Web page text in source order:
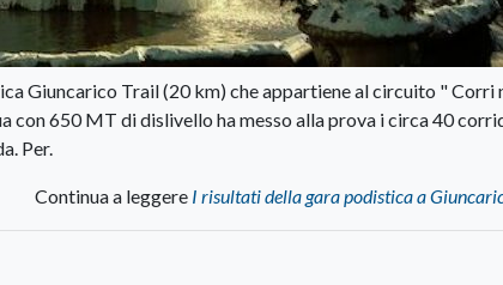
Giuncarico Trail (20 km) che appartiene al circuito " Corri
con 650 MT di dislivello ha messo alla prova i circa 40
Per.
Continua a leggere I risultati della gara podistica a